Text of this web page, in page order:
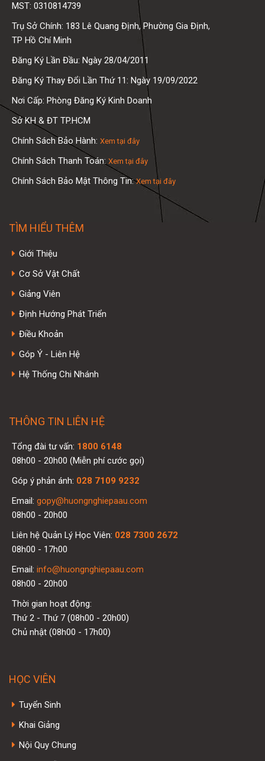
MST: 0310814739
Trụ Sở Chính: 183 Lê Quang Định, Phường Gia Định,
TP Hồ Chí Minh
Đăng Ký Lần Đầu: Ngày 28/04/2011
Đăng Ký Thay Đổi Lần Thứ 11: Ngày 19/09/2022
Nơi Cấp: Phòng Đăng Ký Kinh Doanh
Sở KH & ĐT TP.HCM
Chính Sách Bảo Hành: Xem tại đây
Chính Sách Thanh Toán: Xem tại đây
Chính Sách Bảo Mật Thông Tin:Xem tại đây
TÌM HIỂU THÊM
Giới Thiệu
Cơ Sở Vật Chất
Giảng Viên
Định Hướng Phát Triển
Điều Khoản
Góp Ý - Liên Hệ
Hệ Thống Chi Nhánh
THÔNG TIN LIÊN HỆ
Tổng đài tư vấn: 1800 6148
08h00 - 20h00 (Miễn phí cước gọi)
Góp ý phản ánh: 028 7109 9232
Email: gopy@huongnghiepaau.com
08h00 - 20h00
Liên hệ Quản Lý Học Viên: 028 7300 2672
08h00 - 17h00
Email: info@huongnghiepaau.com
08h00 - 20h00
Thời gian hoạt động:
Thứ 2 - Thứ 7 (08h00 - 20h00)
Chủ nhật (08h00 - 17h00)
HỌC VIÊN
Tuyển Sinh
Khai Giảng
Nội Quy Chung